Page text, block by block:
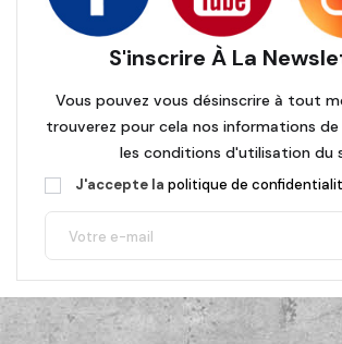
S'inscrire À La
Vous pouvez vous désinscrire à tout
trouverez pour cela nos informations
les conditions d'utilisation du
J'accepte la politique de